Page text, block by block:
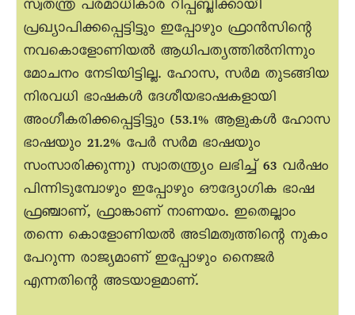
സ്വതന്ത്ര പരമാധികാര റിപ്പബ്ലിക്കായി
പ്രഖ്യാപിക്കപ്പെട്ടിട്ടും ഇപ്പോഴും ഫ്രാൻസിന്റെ
നവകൊളോണിയൽ ആധിപത്യത്തിൽനിന്നും
മോചനം നേടിയിട്ടില്ല. ഹോസ, സർമ തുടങ്ങിയ
നിരവധി ഭാഷകൾ ദേശീയഭാഷകളായി
അംഗീകരിക്കപ്പെട്ടിട്ടും (53.1% ആളുകൾ ഹോസ
ഭാഷയും 21.2% പേർ സർമ ഭാഷയും
സംസാരിക്കുന്നു) സ്വാതന്ത്ര്യം ലഭിച്ച് 63 വർഷം
പിന്നിടുമ്പോഴും ഇപ്പോഴും ഔദ്യോഗിക ഭാഷ
ഫ്രഞ്ചാണ്, ഫ്രാങ്കാണ് നാണയം. ഇതെല്ലാം
തന്നെ കൊളോണിയൽ അടിമത്വത്തിന്റെ നുകം
പേറുന്ന രാജ്യമാണ് ഇപ്പോഴും നെെജർ
എന്നതിന്റെ അടയാളമാണ്.